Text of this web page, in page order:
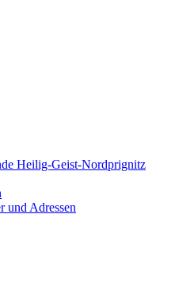
Heilig-Geist-Nordprignitz
und Adressen